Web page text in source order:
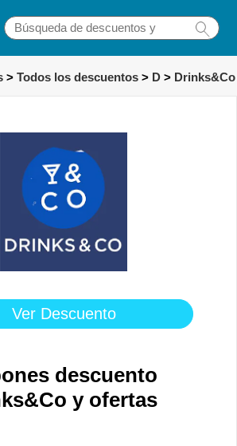
> Todos los descuentos > D > Drinks&Co
Ver Descuento
descuento
y ofertas